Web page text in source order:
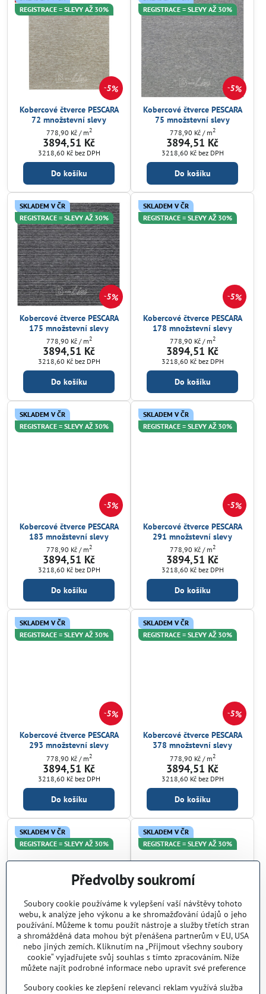
5%
REGISTRACE = SLEVY AŽ 30%
Kobercové čtverce PESCARA
72 množstevní slevy
3894,51 Kč
3218,60 Kč bez DPH
778,90 Kč / m2
Do košíku
5%
REGISTRACE = SLEVY AŽ 30%
Kobercové čtverce PESCARA
75 množstevní slevy
3894,51 Kč
3218,60 Kč bez DPH
778,90 Kč / m2
Do košíku
5%
SKLADEM V ČR
REGISTRACE = SLEVY AŽ 30%
Kobercové čtverce PESCARA
175 množstevní slevy
3894,51 Kč
3218,60 Kč bez DPH
778,90 Kč / m2
Do košíku
5%
SKLADEM V ČR
REGISTRACE = SLEVY AŽ 30%
Kobercové čtverce PESCARA
178 množstevní slevy
3894,51 Kč
3218,60 Kč bez DPH
778,90 Kč / m2
Do košíku
5%
SKLADEM V ČR
REGISTRACE = SLEVY AŽ 30%
Kobercové čtverce PESCARA
183 množstevní slevy
3894,51 Kč
3218,60 Kč bez DPH
778,90 Kč / m2
Do košíku
5%
SKLADEM V ČR
REGISTRACE = SLEVY AŽ 30%
Kobercové čtverce PESCARA
291 množstevní slevy
3894,51 Kč
3218,60 Kč bez DPH
778,90 Kč / m2
Do košíku
5%
SKLADEM V ČR
REGISTRACE = SLEVY AŽ 30%
Kobercové čtverce PESCARA
293 množstevní slevy
3894,51 Kč
3218,60 Kč bez DPH
778,90 Kč / m2
Do košíku
5%
SKLADEM V ČR
REGISTRACE = SLEVY AŽ 30%
Kobercové čtverce PESCARA
378 množstevní slevy
3894,51 Kč
3218,60 Kč bez DPH
778,90 Kč / m2
Do košíku
5%
SKLADEM V ČR
REGISTRACE = SLEVY AŽ 30%
Kobercový čtverec MARMARIS
375 množstevní slevy
3704,84 Kč
3061,85 Kčbez DPH
740,97 Kč/ m 2
5%
SKLADEM V ČR
REGISTRACE = SLEVY AŽ 30%
Kobercový čtverec MARMARIS
376 množstevní slevy
3704,84 Kč
3061,85 Kčbez DPH
740,97 Kč/ m
Předvolby soukromí
Soubory cookie používáme k vylepšení vaší návštěvy tohoto
webu, k analýze jeho výkonu a ke shromažďování údajů o jeho
používání. Můžeme k tomu použít nástroje a služby třetích stran
a shromážděná data mohou být přenášena partnerům v EU, USA
nebo jiných zemích. Kliknutím na „Přijmout všechny soubory
cookie“ vyjadřujete svůj souhlas s tímto zpracováním. Níže
můžete najít podrobné informace nebo upravit své preference
Soubory cookies ke zlepšení relevanci reklam využívá služba